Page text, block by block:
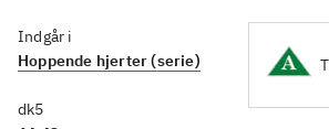
Indgår i
Hoppende hjerter (serie)
dk5